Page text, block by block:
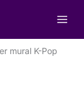
mural K-Pop